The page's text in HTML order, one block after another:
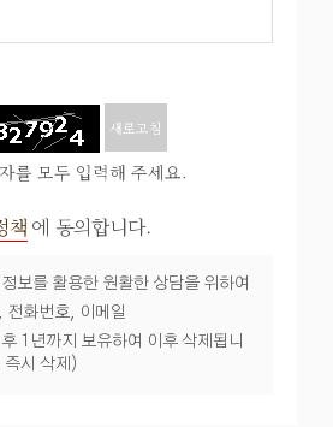
새로고침
를 모두 입력해 주세요.
책 에 동의합니다.
보를 활용한 원활한 상담을 위하여
전화번호, 이메일
1년까지 보유하여 이후 삭제됩니
즉시 삭제)